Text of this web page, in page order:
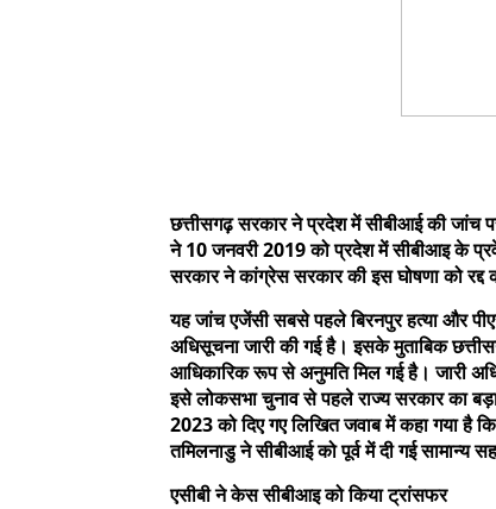
छत्तीसगढ़ सरकार ने प्रदेश में सीबीआई की जांच
ने 10 जनवरी 2019 को प्रदेश में सीबीआइ के
सरकार ने कांग्रेस सरकार की इस घोषणा को
यह जांच एजेंसी सबसे पहले बिरनपुर हत्या और
अधिसूचना जारी की गई है। इसके मुताबिक
आधिकारिक रूप से अनुमति मिल गई है। जारी
इसे लोकसभा चुनाव से पहले राज्य सरकार का
2023 को दिए गए लिखित जवाब में कहा गया है
तमिलनाडु ने सीबीआई को पूर्व में दी गई सामान्य
एसीबी ने केस सीबीआइ को किया ट्रांसफर